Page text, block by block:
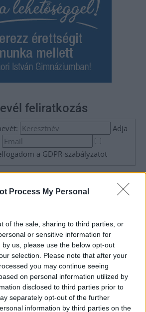
Process My Personal
of the sale, sharing to third parties, or
or sensitive information for
us, please use the below opt-out
selection. Please note that after your
you may continue seeing
on personal information utilized by
disclosed to third parties prior to
separately opt-out of the further
information by third parties on the
feliratkozás
Adja
a GDPR-szabályzatot
semmiről? Csak egy kattintás, és hírlevelünk a
24 cikke
végül rendőrök vitték el a mezőtúri
újabb nagy változásokról döntött